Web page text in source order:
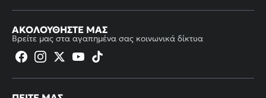
ΑΚΟΛΟΥΘΉΣΤΕ ΜΑΣ
Βρείτε μας στα αγαπημένα σας κοινωνικά δίκτυα